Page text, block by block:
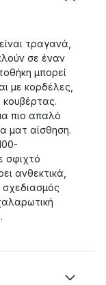
τραγανά,
σε έναν
μπορεί
με κορδέλες,
κουβέρτας.
πιο απαλό
ματ αίσθηση.
σφιχτό
ανθεκτικά,